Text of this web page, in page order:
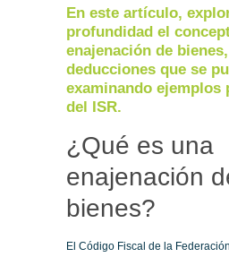
En este artículo,
profundidad el
enajenación de
deducciones que se
examinando ejemplos
del ISR.
¿Qué es una
enajenación
bienes?
El Código Fiscal de la